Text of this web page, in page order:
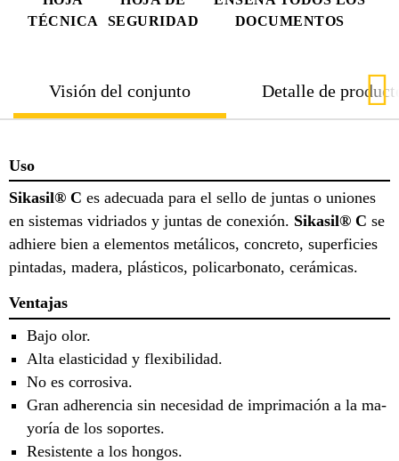
TÉCNICA
SEGURIDAD
DOCUMENTOS
Visión del conjunto Detalle de
Uso
Sikasil® C es adecuada para el sello de juntas o uniones
en sistemas vidriados y juntas de conexión. Sikasil® C se
adhiere bien a elementos metálicos, concreto, superficies
pintadas, madera, plásticos, policarbonato, cerámicas.
Ventajas
Bajo olor.
Alta elasticidad y flexibilidad.
No es corrosiva.
Gran adherencia sin necesidad de imprimación a la ma-
yoría de los soportes.
Resistente a los hongos.